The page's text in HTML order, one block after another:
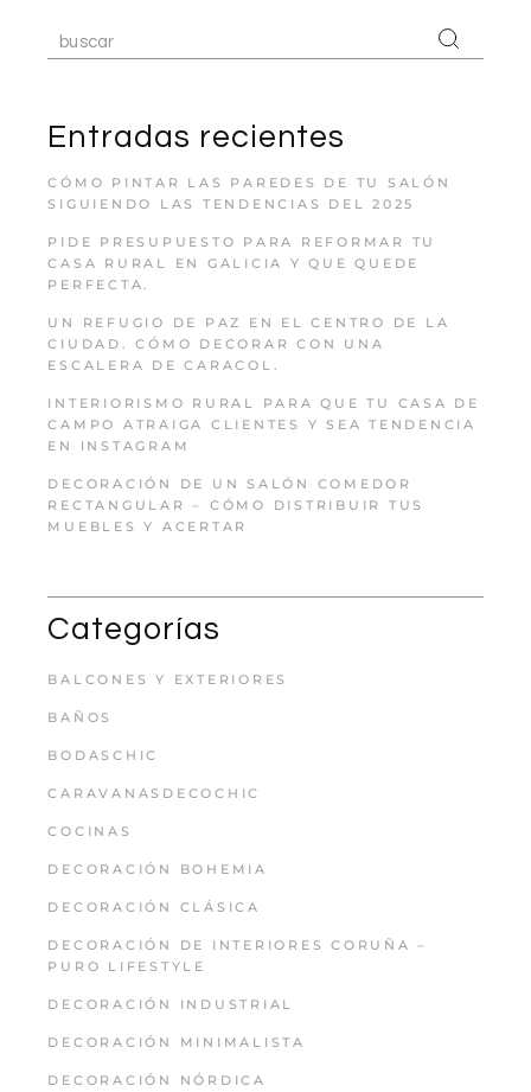
Entradas recientes
CÓMO PINTAR LAS PAREDES DE TU SALÓN
SIGUIENDO LAS TENDENCIAS DEL 2025
PIDE PRESUPUESTO PARA REFORMAR TU
CASA RURAL EN GALICIA Y QUE QUEDE
PERFECTA.
UN REFUGIO DE PAZ EN EL CENTRO DE LA
CIUDAD. CÓMO DECORAR CON UNA
ESCALERA DE CARACOL.
INTERIORISMO RURAL PARA QUE TU CASA DE
CAMPO ATRAIGA CLIENTES Y SEA TENDENCIA
EN INSTAGRAM
DECORACIÓN DE UN SALÓN COMEDOR
RECTANGULAR – CÓMO DISTRIBUIR TUS
MUEBLES Y ACERTAR
Categorías
BALCONES Y EXTERIORES
BAÑOS
BODASCHIC
CARAVANASDECOCHIC
COCINAS
DECORACIÓN BOHEMIA
DECORACIÓN CLÁSICA
DECORACIÓN DE INTERIORES CORUÑA –
PURO LIFESTYLE
DECORACIÓN INDUSTRIAL
DECORACIÓN MINIMALISTA
DECORACIÓN NÓRDICA